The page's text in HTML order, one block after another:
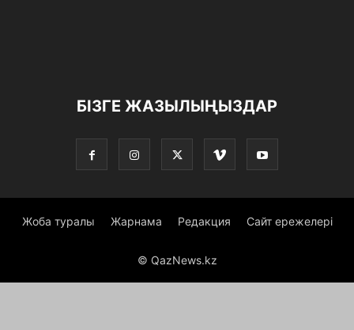
БІЗГЕ ЖАЗЫЛЫҢЫЗДАР
Жоба туралы Жарнама Редакция Сайт ережелері
© QazNews.kz